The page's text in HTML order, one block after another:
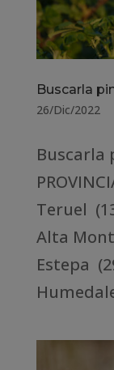
Buscarla
26/Dic/2022
Buscarla
Teruel
Alta
Estepa